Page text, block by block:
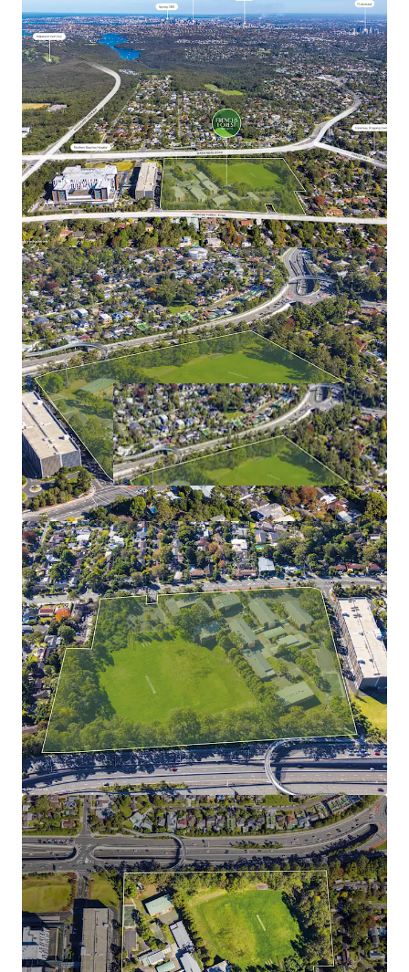
up to 100% will be considered); and
Deliver 1.5ha* of open space.
*Approximate
REGISTRATION PROCESS
ROI Closing Time: 3:00pm (AEST), Tuesday, 30 June 2026
ROI responses to be electronically submitted via e-Tender
Portal -RFI-2015262.
To submit an ROI, all respondents will be required to
create an account onbuy.nsw